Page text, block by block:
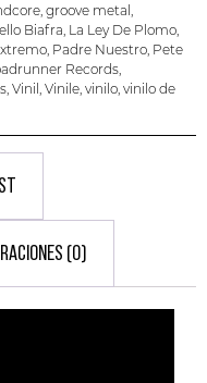
groove metal
Biafra La Ley De Plomo
Padre Nuestro Pete
Records
Vinil Vinile vinilo vinilo de
(0)